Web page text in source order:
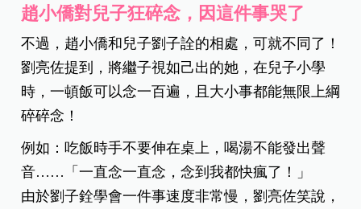
趙小僑對兒子狂碎念，因這件事哭了
不過，趙小僑和兒子劉子詮的相處，可就不同了！
劉亮佐提到，將繼子視如己出的她，在兒子小學
時，一頓飯可以念一百遍，且大小事都能無限上綱
碎碎念！
例如：吃飯時手不要伸在桌上，喝湯不能發出聲
音……「一直念一直念，念到我都快瘋了！」
由於劉子銓學會一件事速度非常慢，劉亮佐笑說，